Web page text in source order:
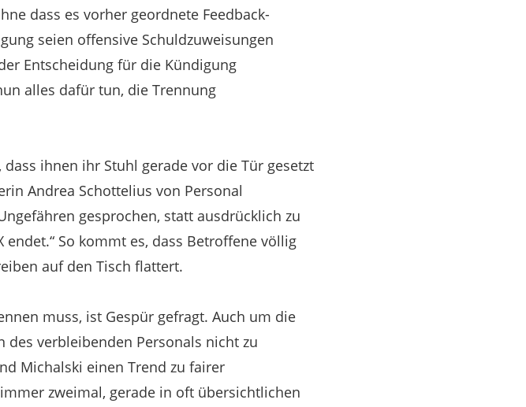
dass es vorher geordnete Feedback-
seien offensive Schuldzuweisungen
Entscheidung für die Kündigung
alles dafür tun, die Trennung
ihnen ihr Stuhl gerade vor die Tür gesetzt
Andrea Schottelius von Personal
gesprochen, statt ausdrücklich zu
So kommt es, dass Betroffene völlig
auf den Tisch flattert.
muss, ist Gespür gefragt. Auch um die
verbleibenden Personals nicht zu
Michalski einen Trend zu fairer
zweimal, gerade in oft übersichtlichen